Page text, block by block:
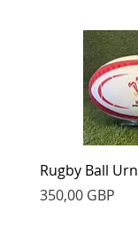
Rugby Ball Urn
Cena
350,00 GBP